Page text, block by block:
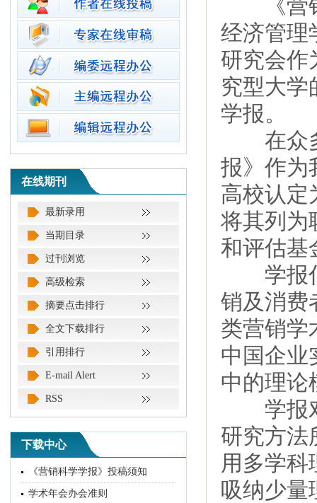
在线期刊
最新录用
当期目录
过刊浏览
高级检索
摘要点击排行
全文下载排行
引用排行
E-mail Alert
RSS
下载中心
《营销科学学报》投稿须知
学术年会办会准则
《营销
经济管理
研究会作
究型大学
学报。
在众多
报》作为
高校认定
将其列为
和评估基
学报倡
销及消费
类营销学
中国企业
中的理论
学报对
研究方法
用多学科
吸纳少量